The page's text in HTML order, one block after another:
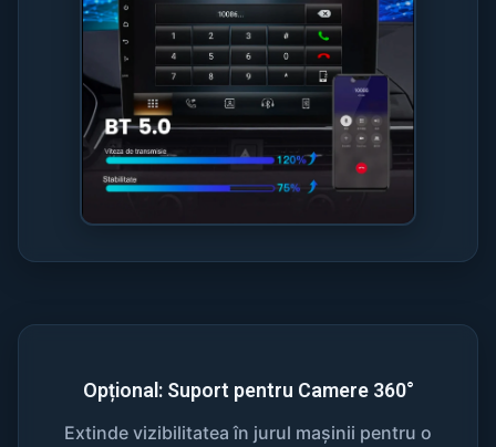
Opțional: Suport pentru Camere 360°
Extinde vizibilitatea în jurul mașinii pentru o